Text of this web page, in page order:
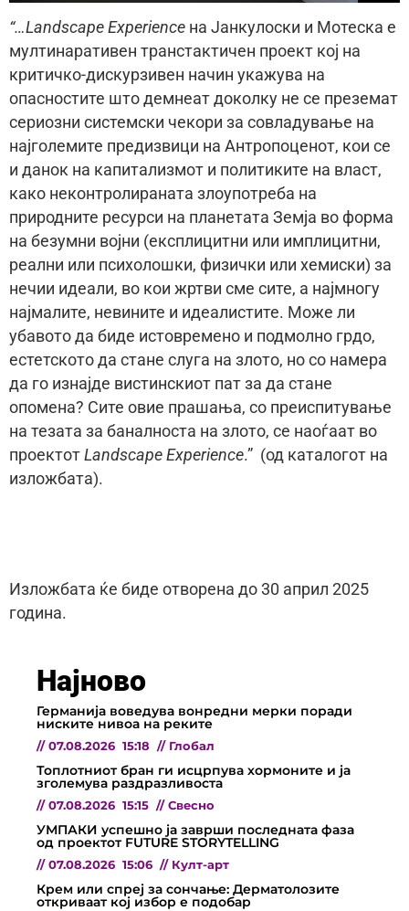
“…Landscape Experience на Јанкулоски и Мотеска е
мултинаративен транстактичен проект кој на
критичко-дискурзивен начин укажува на
опасностите што демнеат доколку не се преземат
сериозни системски чекори за совладување на
најголемите предизвици на Антропоценот, кои се
и данок на капитализмот и политиките на власт,
како неконтролираната злоупотреба на
природните ресурси на планетата Земја во форма
на безумни војни (експлицитни или имплицитни,
реални или психолошки, физички или хемиски) за
нечии идеали, во кои жртви сме сите, а најмногу
најмалите, невините и идеалистите. Може ли
убавото да биде истовремено и подмолно грдо,
естетското да стане слуга на злото, но со намера
да го изнајде вистинскиот пат за да стане
опомена? Сите овие прашања, со преиспитување
на тезата за баналноста на злото, се наоѓаат во
проектот Landscape Experience.” (од каталогот на
изложбата).
Изложбата ќе биде отворена до 30 април 2025
година.
Најново
Германија воведува вонредни мерки поради
ниските нивоа на реките
// 07.08.2026 15:18 // Глобал
Топлотниот бран ги исцрпува хормоните и ја
зголемува раздразливоста
// 07.08.2026 15:15 // Свесно
УМПАКИ успешно ја заврши последната фаза
од проектот FUTURE STORYTELLING
// 07.08.2026 15:06 // Култ-арт
Крем или спреј за сончање: Дерматолозите
откриваат кој избор е подобар